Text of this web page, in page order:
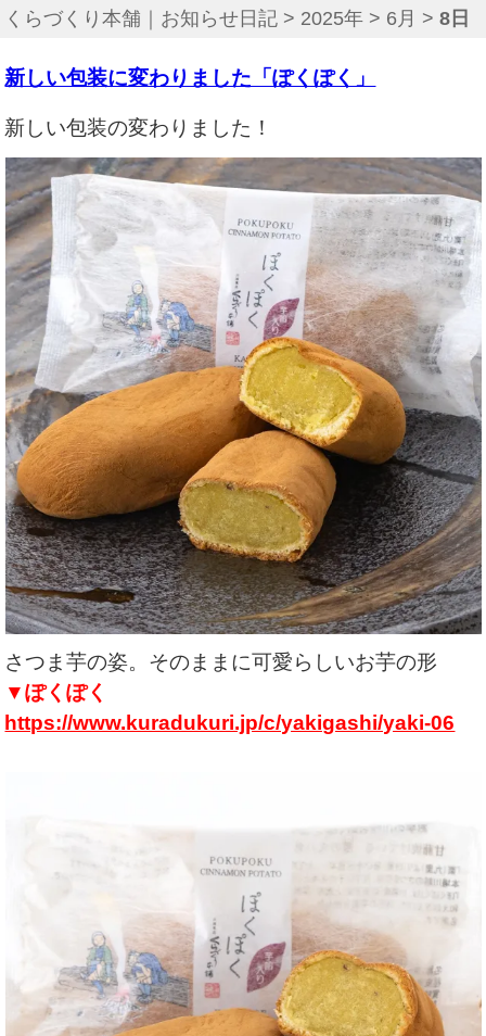
くらづくり本舗｜お知らせ日記 > 2025年 > 6月 >8日
新しい包装に変わりました「ぽくぽく」
新しい包装の変わりました！
さつま芋の姿。そのままに可愛らしいお芋の形
▼ぽくぽく
https://www.kuradukuri.jp/c/yakigashi/yaki-06